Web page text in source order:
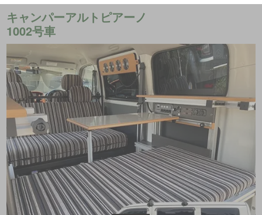
キャンパーアルトピアーノ
1002号車